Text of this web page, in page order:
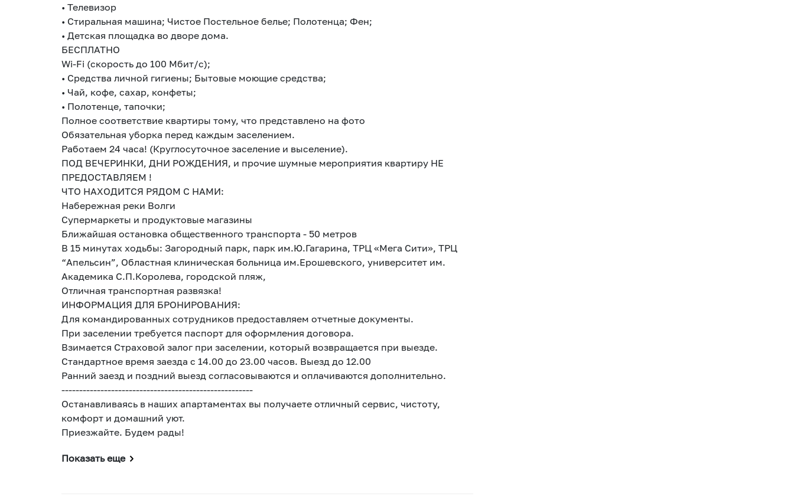
• Телевизор
• Стиральная машина; Чистое Постельное белье; Полотенца; Фен;
• Детская площадка во дворе дома.
БЕСПЛАТНО
Wi-Fi (скорость до 100 Мбит/с);
• Средства личной гигиены; Бытовые моющие средства;
• Чай, кофе, сахар, конфеты;
• Полотенце, тапочки;
Полное соответствие квартиры тому, что представлено на фото
Обязательная уборка перед каждым заселением.
Работаем 24 часа! (Круглосуточное заселение и выселение).
ПОД ВЕЧЕРИНКИ, ДНИ РОЖДЕНИЯ, и прочие шумные мероприятия квартиру НЕ
ПРЕДОСТАВЛЯЕМ !
ЧТО НАХОДИТСЯ РЯДОМ С НАМИ:
Набережная реки Волги
Супермаркеты и продуктовые магазины
Ближайшая остановка общественного транспорта - 50 метров
В 15 минутах ходьбы: Загородный парк, парк им.Ю.Гагарина, ТРЦ «Мега Сити», ТРЦ
“Апельсин”, Областная клиническая больница им.Ерошевского, университет им.
Академика С.П.Королева, городской пляж,
Отличная транспортная развязка!
ИНФОРМАЦИЯ ДЛЯ БРОНИРОВАНИЯ:
Для командированных сотрудников предоставляем отчетные документы.
При заселении требуется паспорт для оформления договора.
Взимается Страховой залог при заселении, который возвращается при выезде.
Стандартное время заезда с 14.00 до 23.00 часов. Выезд до 12.00
Ранний заезд и поздний выезд согласовываются и оплачиваются дополнительно.
------------------------------------------------------
Останавливаясь в наших апартаментах вы получаете отличный сервис, чистоту,
комфорт и домашний уют.
Приезжайте. Будем рады!
Показать еще